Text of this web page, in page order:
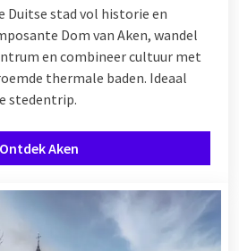
Duitse stad vol historie en
Dom van Aken, wandel
en combineer cultuur met
thermale baden. Ideaal
stedentrip.
Ontdek Aken